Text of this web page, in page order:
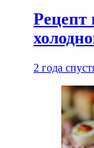
Рецепт
2 года